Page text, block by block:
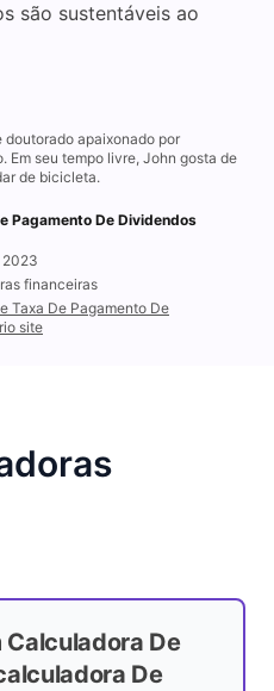
são sustentáveis ao
apaixonado por
Em seu tempo livre, John gosta de
de bicicleta.
Pagamento De Dividendos
2023
financeiras
Taxa De Pagamento De
site
Calculadora De
De